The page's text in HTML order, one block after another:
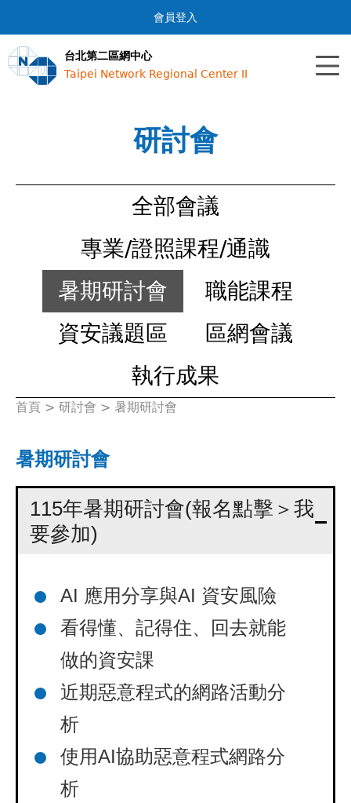
Jump to navigation
會員登入
台北第二區網中心
Taipei Network Regional Center II
研討會
全部會議
專業/證照課程/通識
暑期研討會
職能課程
資安議題區
區網會議
執行成果
您
在
這
裡
首頁 > 研討會 > 暑期研討會
暑期研討會
115年暑期研討會(報名點擊＞我
要參加)
AI 應用分享與AI 資安風險
看得懂、記得住、回去就能
做的資安課
近期惡意程式的網路活動分
析
使用AI協助惡意程式網路分
析